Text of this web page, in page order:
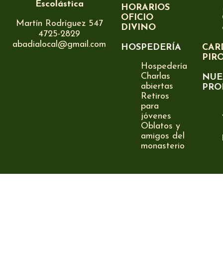
Escolástica
Martín Rodríguez 547
4725-2829
abadialocal@gmail.com
HORARIOS
OFICIO
DIVINO
HOSPEDERÍA
Hospedería
Charlas
abiertas
Retiros
para
jóvenes
Oblatos y
amigos del
monasterio